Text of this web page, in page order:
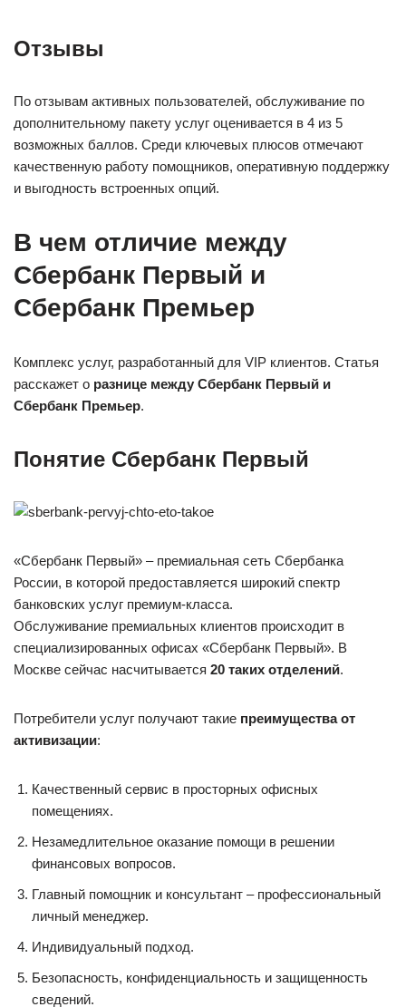
Отзывы
По отзывам активных пользователей, обслуживание по
дополнительному пакету услуг оценивается в 4 из 5
возможных баллов. Среди ключевых плюсов отмечают
качественную работу помощников, оперативную поддержку
и выгодность встроенных опций.
В чем отличие между
Сбербанк Первый и
Сбербанк Премьер
Комплекс услуг, разработанный для VIP клиентов. Статья
расскажет о разнице между Сбербанк Первый и
Сбербанк Премьер.
Понятие Сбербанк Первый
«Сбербанк Первый» – премиальная сеть Сбербанка
России, в которой предоставляется широкий спектр
банковских услуг премиум-класса.
Обслуживание премиальных клиентов происходит в
специализированных офисах «Сбербанк Первый». В
Москве сейчас насчитывается 20 таких отделений.
Потребители услуг получают такие преимущества от
активизации:
Качественный сервис в просторных офисных
помещениях.
Незамедлительное оказание помощи в решении
финансовых вопросов.
Главный помощник и консультант – профессиональный
личный менеджер.
Индивидуальный подход.
Безопасность, конфиденциальность и защищенность
сведений.